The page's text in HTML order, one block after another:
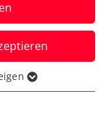
beim
Upper